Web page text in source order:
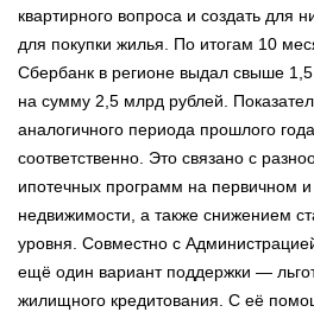
квартирного вопроса и создать для
для покупки жилья. По итогам 10
Сбербанк в регионе выдал свыше
на сумму 2,5 млрд рублей.
аналогичного периода прошлого
соответственно. Это связано с
ипотечных программ на первичном
недвижимости, а также снижением
уровня. Совместно с
ещё один вариант поддержки —
жилищного кредитования. С её